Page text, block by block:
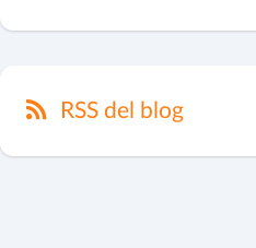
RSS del blog